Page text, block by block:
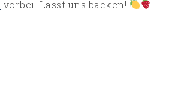
vorbei. Lasst uns backen!